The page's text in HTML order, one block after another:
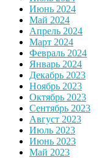
Июнь 2024
Май 2024
Апрель 2024
Март 2024
Февраль 2024
Январь 2024
Декабрь 2023
Ноябрь 2023
Октябрь 2023
Сентябрь 2023
Август 2023
Июль 2023
Июнь 2023
Май 2023